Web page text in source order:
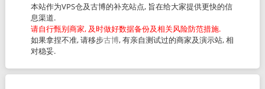
本站作为VPS仓及古博的补充站点, 旨在给大家提供更快的信
息渠道.
请自行甄别商家, 及时做好数据备份及相关风险防范措施.
如果拿捏不准, 请移步古博, 有亲自测试过的商家及演示站, 相
对稳妥.